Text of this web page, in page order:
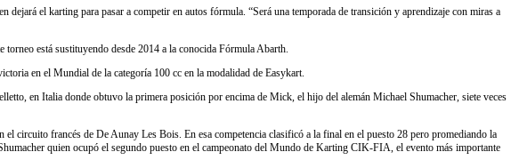
el karting para pasar a competir en autos fórmula. “Será una temporada de transición y aprendizaje con miras a
está sustituyendo desde 2014 a la conocida Fórmula Abarth.
en el Mundial de la categoría 100 cc en la modalidad de Easykart.
en Italia donde obtuvo la primera posición por encima de Mick, el hijo del alemán Michael Shumacher, siete veces
circuito francés de De Aunay Les Bois. En esa competencia clasificó a la final en el puesto 28 pero promediando la
quien ocupó el segundo puesto en el campeonato del Mundo de Karting CIK-FIA, el evento más importante